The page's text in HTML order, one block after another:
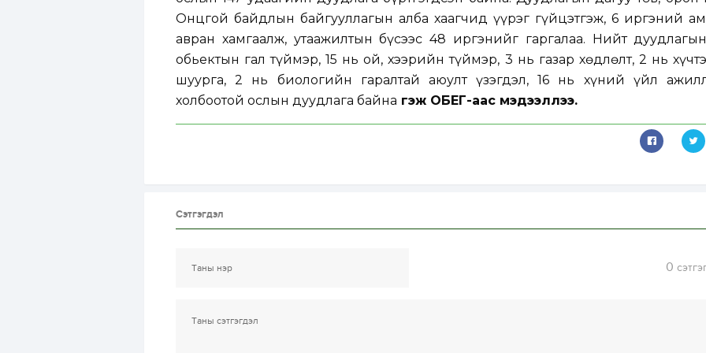
Онцгой байдлын байгууллагын алба хаагчид үүрэг гүйцэтгэж, 6 иргэний
авран хамгаалж, утаажилтын бүсээс 48 иргэнийг гаргалаа. Нийт
обьектын гал түймэр, 15 нь ой, хээрийн түймэр, 3 нь газар хөдлөлт, 2 нь
шуурга, 2 нь биологийн гаралтай аюулт үзэгдэл, 16 нь хүний үйл
холбоотой ослын дуудлага байна гэж ОБЕГ-аас мэдээллээ.
Сэтгэгдэл
0